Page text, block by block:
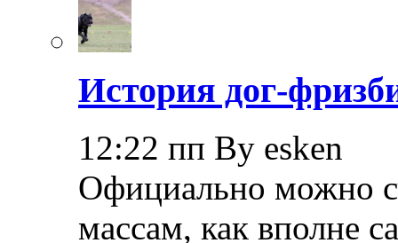
История дог-
12:22 пп By esken
Официально можно
массам, как вполне